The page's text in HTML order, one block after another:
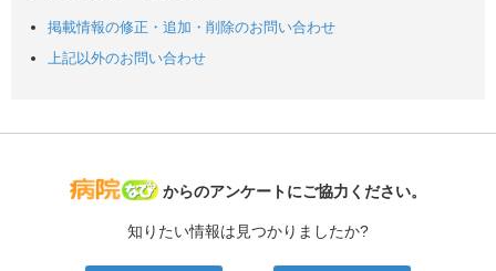
掲載情報の修正・追加・削除のお問い合わせ
上記以外のお問い合わせ
病院なび
からのアンケートにご協力ください。
知りたい情報は見つかりましたか?